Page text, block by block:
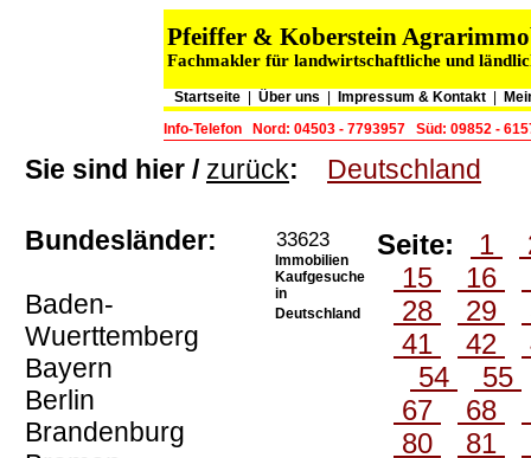
Pfeiffer & Koberstein
Fachmakler für landwirtschaftliche und
Startseite Über uns Impressum & Kontakt
Info-Telefon
Nord: 04503 - 7793957 Süd: 09852 -
Sie sind hier / zurück: Deutschland
Bundesländer:
Baden-
Wuerttemberg
Bayern
Berlin
Brandenburg
33623
Immobilien
Kaufgesuche
in
Deutschland
Seite: 1
15
16
28
29
41
42
54
55
67
68
80
81